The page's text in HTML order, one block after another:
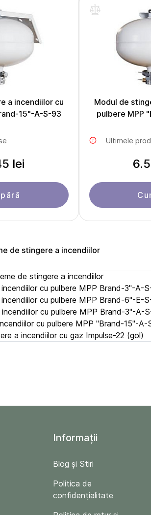
a incendiilor cu
15"-A-S-93
lei
Modul de
pulbere MPP
Ultimele
de stingere a incendiilor
de stingere a incendiilor
cu pulbere MPP Brand-3"-A-
cu pulbere MPP Brand-6"-E-
cu pulbere MPP Brand-3"-A-
cu pulbere MPP "Brand-15"-A-
a incendiilor cu gaz Impulse-22 (gol)
Informații
Blog și Stiri
Politica de
confidențialitate